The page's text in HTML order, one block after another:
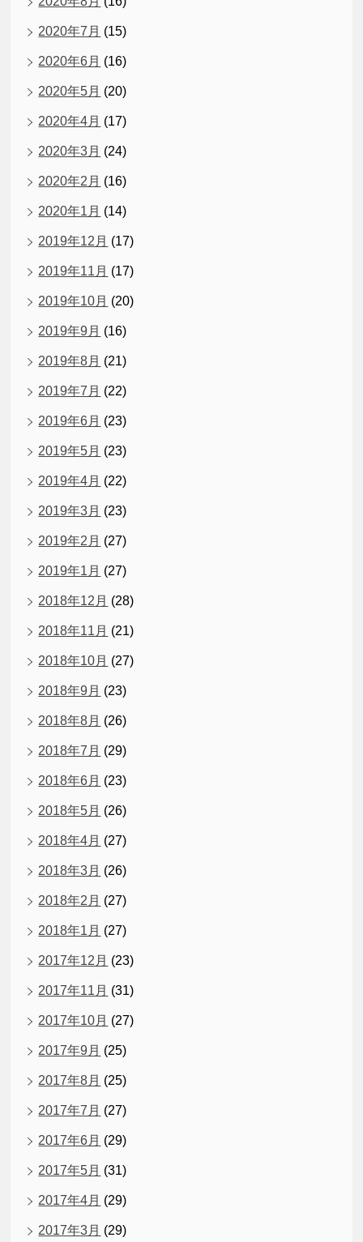
2020年7月 (15)
2020年6月 (16)
2020年5月 (20)
2020年4月 (17)
2020年3月 (24)
2020年2月 (16)
2020年1月 (14)
2019年12月 (17)
2019年11月 (17)
2019年10月 (20)
2019年9月 (16)
2019年8月 (21)
2019年7月 (22)
2019年6月 (23)
2019年5月 (23)
2019年4月 (22)
2019年3月 (23)
2019年2月 (27)
2019年1月 (27)
2018年12月 (28)
2018年11月 (21)
2018年10月 (27)
2018年9月 (23)
2018年8月 (26)
2018年7月 (29)
2018年6月 (23)
2018年5月 (26)
2018年4月 (27)
2018年3月 (26)
2018年2月 (27)
2018年1月 (27)
2017年12月 (23)
2017年11月 (31)
2017年10月 (27)
2017年9月 (25)
2017年8月 (25)
2017年7月 (27)
2017年6月 (29)
2017年5月 (31)
2017年4月 (29)
2017年3月 (29)